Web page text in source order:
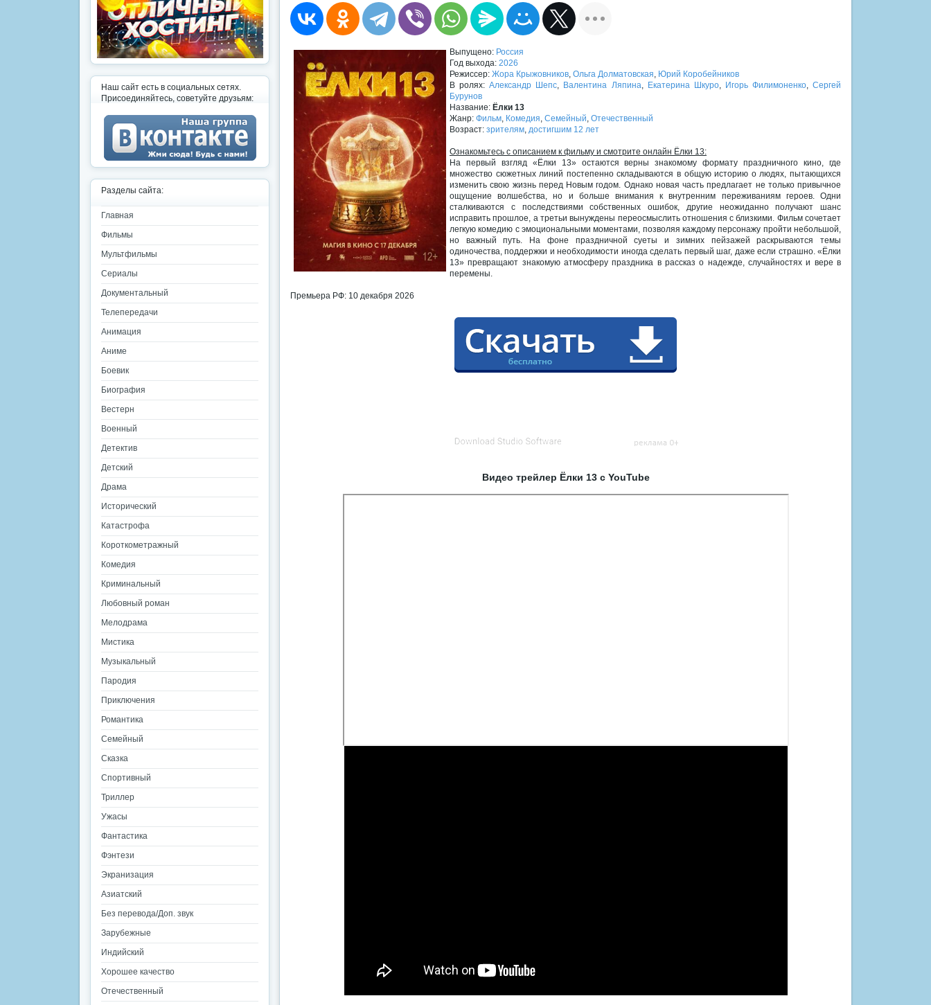
Выпущено: Россия
Год выхода: 2026
Режиссер: Жора Крыжовников, Ольга Долматовская, Юрий Коробейников
В ролях:Александр Шепс, Валентина Ляпина, Екатерина Шкуро, Игорь Филимоненко,Сергей
Бурунов
Название: Ёлки 13
Жанр: Фильм, Комедия, Семейный, Отечественный
Возраст: зрителям, достигшим 12 лет
Ознакомьтесь с описанием к фильму и смотрите онлайн Ёлки 13:
На первый взгляд «Ёлки 13» остаются верны знакомому формату праздничного кино, где
множество сюжетных линий постепенно складываются в общую историю о людях, пытающихся
изменить свою жизнь перед Новым годом. Однако новая часть предлагает не только привычное
ощущение волшебства, но и больше внимания к внутренним переживаниям героев. Одни
сталкиваются с последствиями собственных ошибок, другие неожиданно получают шанс
исправить прошлое, а третьи вынуждены переосмыслить отношения с близкими. Фильм сочетает
легкую комедию с эмоциональными моментами, позволяя каждому персонажу пройти небольшой,
но важный путь. На фоне праздничной суеты и зимних пейзажей раскрываются темы
одиночества, поддержки и необходимости иногда сделать первый шаг, даже если страшно. «Ёлки
13» превращают знакомую атмосферу праздника в рассказ о надежде, случайностях и вере в
перемены.
Премьера РФ: 10 декабря 2026
Видео трейлер Ёлки 13 с YouTube
Наш сайт есть в социальных сетях.
Присоединяйтесь, советуйте друзьям:
Разделы сайта:
Главная
Фильмы
Мультфильмы
Сериалы
Документальный
Телепередачи
Анимация
Аниме
Боевик
Биография
Вестерн
Военный
Детектив
Детский
Драма
Исторический
Катастрофа
Короткометражный
Комедия
Криминальный
Любовный роман
Мелодрама
Мистика
Музыкальный
Пародия
Приключения
Романтика
Семейный
Сказка
Спортивный
Триллер
Ужасы
Фантастика
Фэнтези
Экранизация
Азиатский
Без перевода/Доп. звук
Зарубежные
Индийский
Хорошее качество
Отечественный